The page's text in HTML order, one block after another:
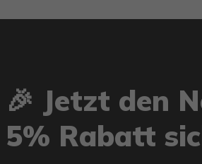
🎉 Jetzt den
5% Rabatt